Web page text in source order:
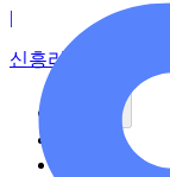
|
신흥리